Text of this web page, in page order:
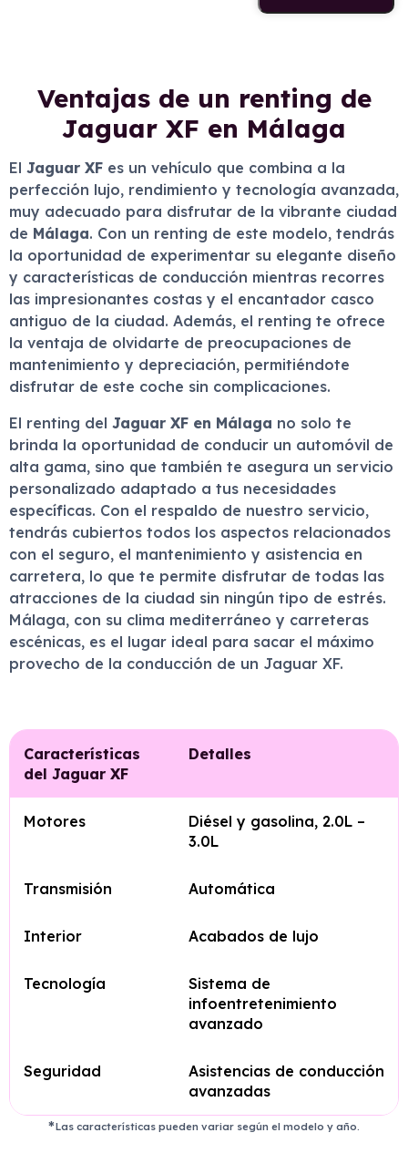
Ventajas de un renting de
Jaguar XF en Málaga
El Jaguar XF es un vehículo que combina a la
perfección lujo, rendimiento y tecnología avanzada,
muy adecuado para disfrutar de la vibrante ciudad
de Málaga. Con un renting de este modelo, tendrás
la oportunidad de experimentar su elegante diseño
y características de conducción mientras recorres
las impresionantes costas y el encantador casco
antiguo de la ciudad. Además, el renting te ofrece
la ventaja de olvidarte de preocupaciones de
mantenimiento y depreciación, permitiéndote
disfrutar de este coche sin complicaciones.
El renting del Jaguar XF en Málaga no solo te
brinda la oportunidad de conducir un automóvil de
alta gama, sino que también te asegura un servicio
personalizado adaptado a tus necesidades
específicas. Con el respaldo de nuestro servicio,
tendrás cubiertos todos los aspectos relacionados
con el seguro, el mantenimiento y asistencia en
carretera, lo que te permite disfrutar de todas las
atracciones de la ciudad sin ningún tipo de estrés.
Málaga, con su clima mediterráneo y carreteras
escénicas, es el lugar ideal para sacar el máximo
provecho de la conducción de un Jaguar XF.
Características
del Jaguar XF
Detalles
Motores
Diésel y gasolina, 2.0L –
3.0L
Transmisión Automática
Interior Acabados de lujo
Tecnología
Sistema de
infoentretenimiento
avanzado
Seguridad
Asistencias de conducción
avanzadas
Las características pueden variar según el modelo y año.